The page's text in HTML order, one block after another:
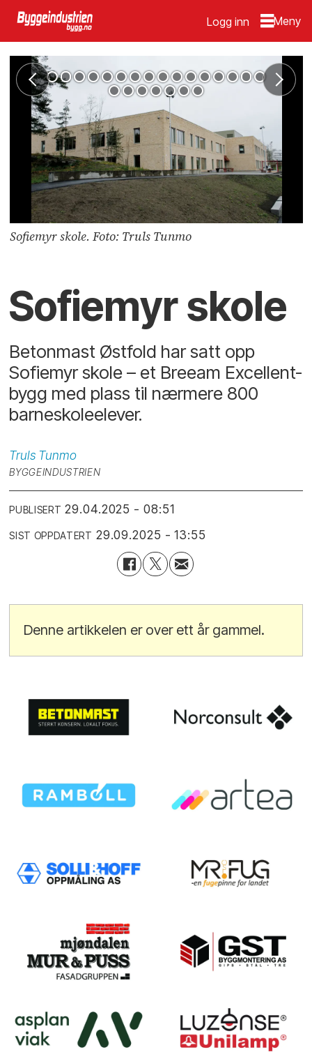
Logg inn
Sofiemyr skole. Foto: Truls Tunmo
Sofiemyr skole
Betonmast Østfold har satt opp
Sofiemyr skole – et Breeam Excellent-
bygg med plass til nærmere 800
barneskoleelever.
Truls Tunmo
BYGGEINDUSTRIEN
PUBLISERT 29.04.2025 - 08:51
SIST OPPDATERT 29.09.2025 - 13:55
Denne artikkelen er over ett år gammel.